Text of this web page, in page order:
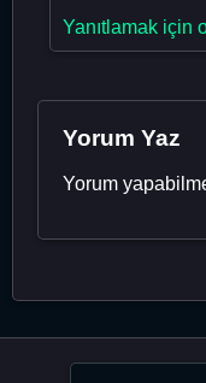
Yanıtlamak için
Yorum Yaz
Yorum